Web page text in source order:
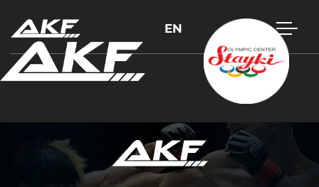
EN
Нажмите Enter для поиска или Esc, чтобы закрыть